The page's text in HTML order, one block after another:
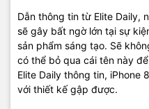
Dẫn thông tin từ Elite Daily,
sẽ gây bất ngờ lớn tại sự
sản phẩm sáng tạo. Sẽ
có thể bỏ qua cái tên này
Elite Daily thông tin, iPhone
với thiết kế gập được.